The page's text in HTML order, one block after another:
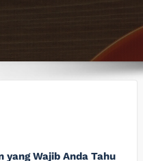
yang Wajib Anda Tahu